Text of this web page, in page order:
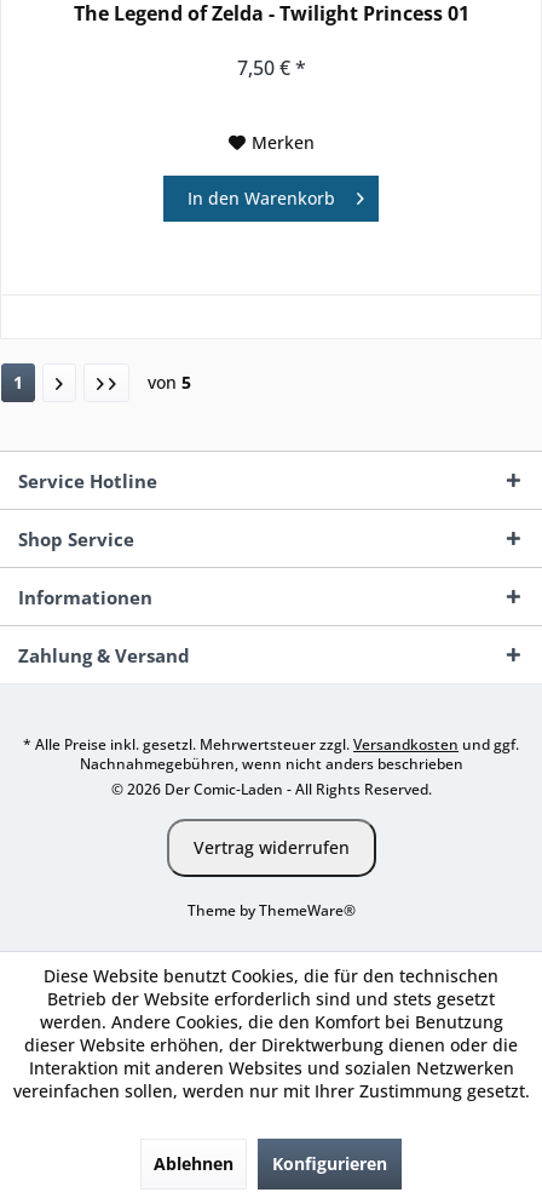
The Legend of Zelda - Twilight Princess 01
7,50 € *
Merken
In den Warenkorb
1 von 5
Service Hotline
Shop Service
Informationen
Zahlung & Versand
* Alle Preise inkl. gesetzl. Mehrwertsteuer zzgl.Versandkosten und ggf.
Nachnahmegebühren, wenn nicht anders beschrieben
© 2026 Der Comic-Laden - All Rights Reserved.
Vertrag widerrufen
Theme byThemeWare®
Diese Website benutzt Cookies, die für den technischen
Betrieb der Website erforderlich sind und stets gesetzt
werden. Andere Cookies, die den Komfort bei Benutzung
dieser Website erhöhen, der Direktwerbung dienen oder die
Interaktion mit anderen Websites und sozialen Netzwerken
vereinfachen sollen, werden nur mit Ihrer Zustimmung gesetzt.
Ablehnen Konfigurieren